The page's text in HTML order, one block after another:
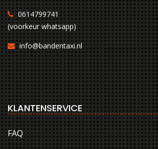
0614799741
(voorkeur whatsapp)
info@bandentaxi.nl
KLANTENSERVICE
FAQ